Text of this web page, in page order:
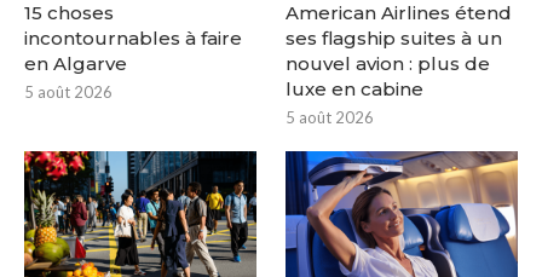
15 choses
incontournables à faire
en Algarve
5 août 2026
American Airlines étend
ses flagship suites à un
nouvel avion : plus de
luxe en cabine
5 août 2026